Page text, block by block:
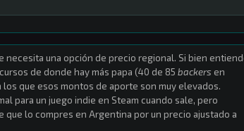
necesita una opción de precio regional. Si bien
de donde hay más papa (40 de 85 backers en
que esos montos de aporte son muy elevados.
para un juego indie en Steam cuando sale, pero
lo compres en Argentina por un precio ajustado a